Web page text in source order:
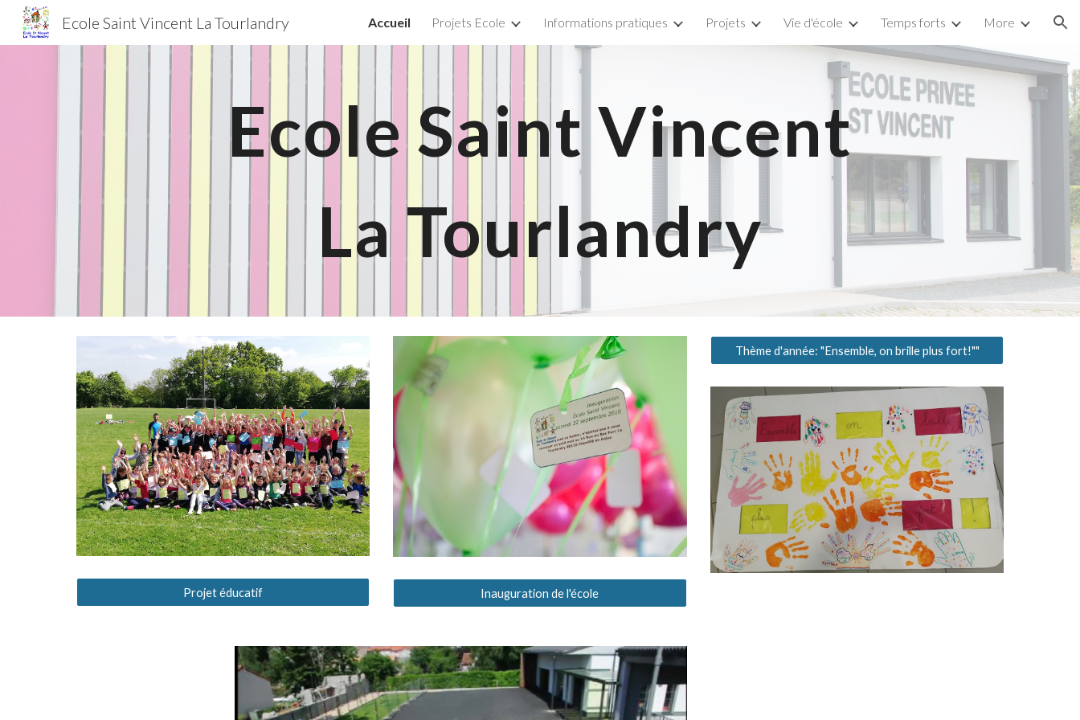
Skip to main content Skip to navigation
Ecole Saint Vincent La Tourlandry Accueil Projets Ecole Informations pratiques Projets Vie d'école Temps forts More
Ecole Saint Vincent
La Tourlandry
Projet éducatif Inauguration de l'école
Thème d'année: "Ensemble, on brille plus fort!""